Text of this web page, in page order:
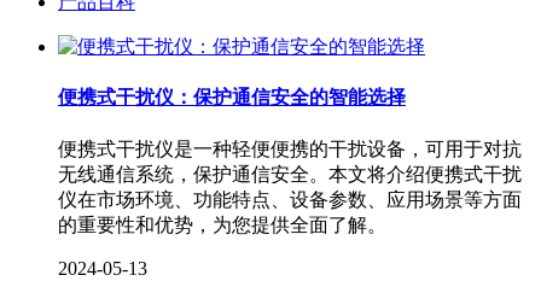
便携式干扰仪：保护通信安全的智能选择
便携式干扰仪是一种轻便便携的干扰设备，可用于对抗
无线通信系统，保护通信安全。本文将介绍便携式干扰
仪在市场环境、功能特点、设备参数、应用场景等方面
的重要性和优势，为您提供全面了解。
2024-05-13